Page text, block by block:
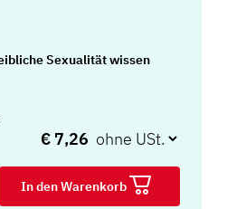
Sexualität wissen
€ 7,26
In den Warenkorb